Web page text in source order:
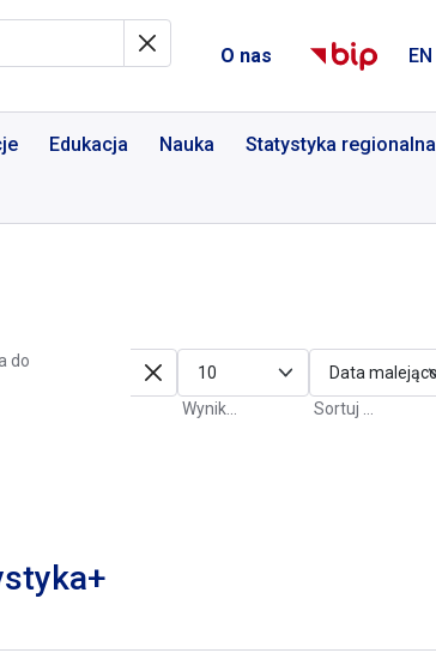
O nas EN
Edukacja Nauka Statystyka regionalna
do
Wyniki na stronę